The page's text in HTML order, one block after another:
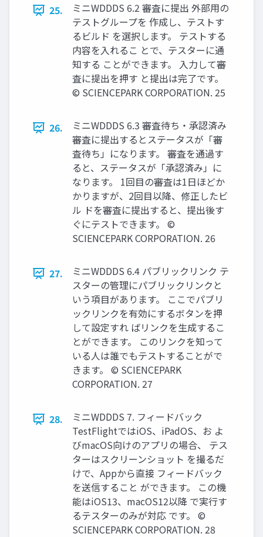
25.
ミニWDDDS 6.2 審査に提出 外部用の
テストグループを 作成し、テストす
るビルド を選択します。 テストする
内容を入れるこ とで、テスターに通
知する ことができます。 入力して審
査に提出を押す と提出は完了です。
© SCIENCEPARK CORPORATION. 25
26.
ミニWDDDS 6.3 審査待ち・承認済み
審査に提出するとステータスが「審
査待ち」になります。 審査を通過す
ると、ステータスが「承認済み」に
なります。 1回目の審査は1日ほどか
かりますが、2回目以降、修正したビ
ル ドを審査に提出すると、提出後す
ぐにテストできます。 ©
SCIENCEPARK CORPORATION. 26
27.
ミニWDDDS 6.4 パブリックリンク テ
スターの管理にパブリックリンクと
いう項目があります。 ここでパブリ
ックリンクを有効にするボタンを押
して設定すれ ばリンクを生成するこ
とができます。 このリンクを知って
いる人は誰でもテストすることがで
きます。 © SCIENCEPARK
CORPORATION. 27
28.
ミニWDDDS 7. フィードバック
TestFlightではiOS、iPadOS、お よ
びmacOS向けのアプリの場合、 テス
ターはスクリーンショット を撮るだ
けで、Appから直接 フィードバック
を送信すること ができます。 この機
能はiOS13、macOS12以降 で実行す
るテスターのみが対応 です。 ©
SCIENCEPARK CORPORATION. 28